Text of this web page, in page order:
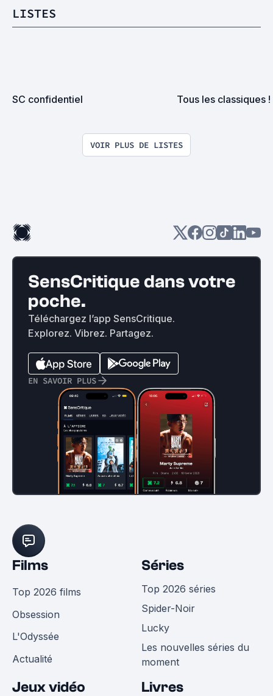
LISTES
SC confidentiel Tous les classiques !
VOIR PLUS DE LISTES
SensCritique dans votre
poche.
Téléchargez l’app SensCritique.
Explorez. Vibrez. Partagez.
EN SAVOIR PLUS
Films
Top 2026 films
Obsession
L'Odyssée
Actualité
Séries
Top 2026 séries
Spider-Noir
Lucky
Les nouvelles séries du
moment
Jeux vidéo Livres